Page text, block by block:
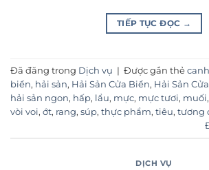
TIẾP TỤC ĐỌC →
Đã đăng trong Dịch vụ | Được gắn thẻ canh
biển, hải sản, Hải Sản Cửa Biển, Hải Sản
hải sản ngon, hấp, lẩu, mực, mực tươi, muối,
vòi voi, ớt, rang, súp, thực phẩm, tiêu, tương
DỊCH VỤ